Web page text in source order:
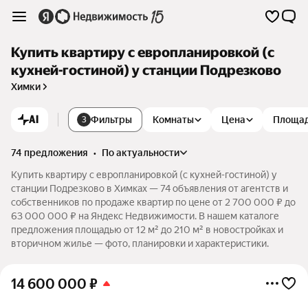
Купить квартиру с европланировкой (с
кухней-гостиной) у станции Подрезково
Химки
AI 3 Фильтры Комнаты Цена
74 предложения •
по актуальности
Купить квартиру с европланировкой (с кухней-гостиной) у
станции Подрезково в Химках — 74 объявления от агентств и
собственников по продаже квартир по цене от 2 700 000 ₽ до
63 000 000 ₽ на Яндекс Недвижимости. В нашем каталоге
предложения площадью от 12 м² до 210 м² в новостройках и
вторичном жилье — фото, планировки и характеристики.
14 600 000 ₽